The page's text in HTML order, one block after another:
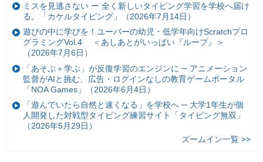
ミスを見逃さない ー 全く新しいタイピング学習を学校へ届け
る。「カケルタイピング」（2026年7月14日）
遊びの中に学びを！ユーバーの幼児・低学年向けScratchプロ
グラミングVol.4 ＜あしあとがいっぱい『ループ』＞
（2026年7月6日）
「あそぶ＋学ぶ」が反復学習のエンジンに ─ アニメーション
監督がAIと挑む、広告・ログインなしの教育ゲームポータル
「NOA Games」（2026年6月4日）
「遊んでいたら自然と速くなる」を学校へ ─ 大学1年生が個
人開発した対戦型タイピング練習サイト「タイピング無双」
（2026年5月29日）
ズームイン一覧 >>